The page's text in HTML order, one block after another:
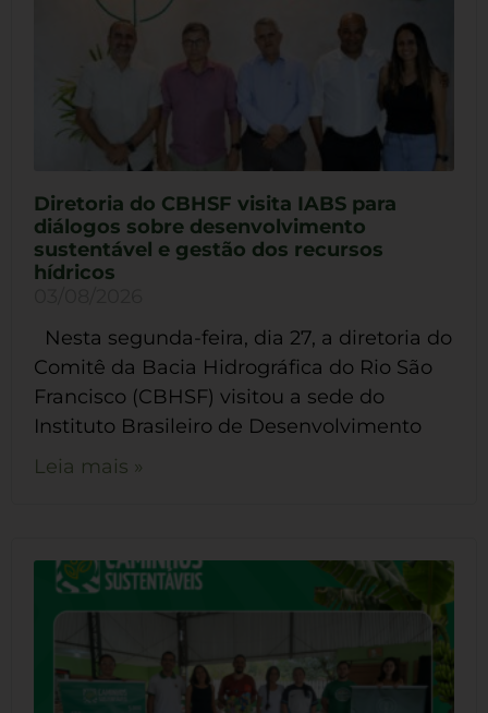
Diretoria do CBHSF visita IABS para
diálogos sobre desenvolvimento
sustentável e gestão dos recursos
hídricos
Nesta segunda-feira, dia 27, a diretoria do
Comitê da Bacia Hidrográfica do Rio São
Francisco (CBHSF) visitou a sede do
Instituto Brasileiro de Desenvolvimento
Leia mais »